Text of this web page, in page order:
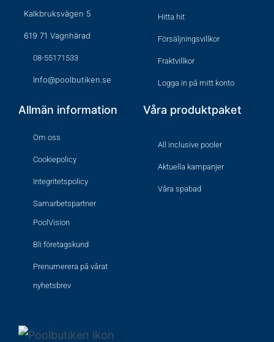
Kalkbruksvägen 5
619 71 Vagnhärad
08-55171533
Info@poolbutiken.se
Hitta hit
Försäljningsvillkor
Fraktvillkor
Logga in på mitt konto
Allmän information
Om oss
Cookiepolicy
Integritetspolicy
Samarbetspartner
PoolVision
Bli företagskund
Prenumerera på vårat
nyhetsbrev
Våra produktpaket
All inclusive pooler
Aktuella kampanjer
Våra spabad